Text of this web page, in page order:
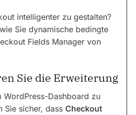
intelligenter zu gestalten?
Sie dynamische bedingte
Fields Manager von
Sie die Erweiterung
WordPress-Dashboard zu
Sie sicher, dass Checkout